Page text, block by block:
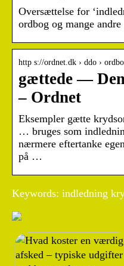
Oversættelse for
ordbog og mange
http s://ordnet.dk › ddo ›
gættede —
– Ordnet
Eksempler gætte
… bruges som
nærmere eftertanke
på …
Keywords: indledning